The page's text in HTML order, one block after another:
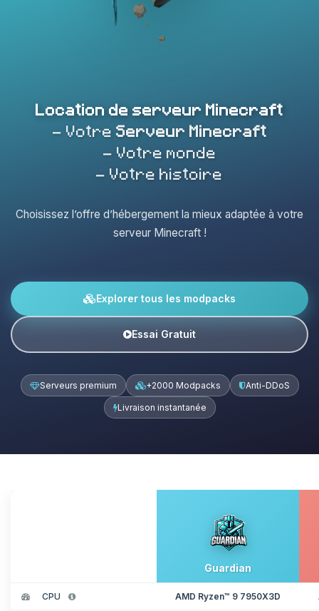
Location de serveur Minecraft
- Votre Serveur Minecraft
- Votre monde
- Votre histoire
Choisissez l’offre d’hébergement la mieux adaptée à votre
serveur Minecraft !
Explorer tous les modpacks
Essai Gratuit
Serveurs premium +2000 Modpacks Anti-DDoS
Livraison instantanée
Guardian
CPU AMD Ryzen™ 9 7950X3D